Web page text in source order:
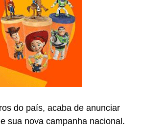
do país, acaba de anunciar
sua nova campanha nacional.